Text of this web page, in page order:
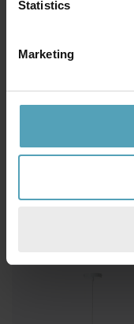
Statistics
Marketing
BRILLIANT